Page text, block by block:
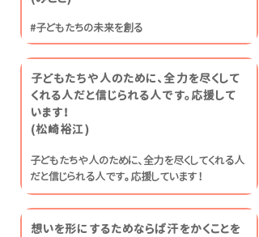
#子どもたちの未来を創る
子どもたちや人のために、全力を尽くして
くれる人だと信じられる人です。応援して
います！
​(松崎裕江)
子どもたちや人のために、全力を尽くしてくれる人
だと信じられる人です。応援しています！
想いを形にするためならば汗をかくことを